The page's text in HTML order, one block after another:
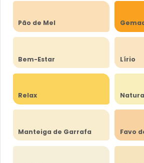
Pão de Mel
Bem-Estar Lírio
Relax
Manteiga de Garrafa Favo